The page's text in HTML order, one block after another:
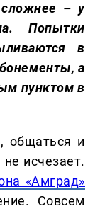
– у
Попытки
в
а
пунктом в
общаться и
исчезает.
«Амград»
Совсем